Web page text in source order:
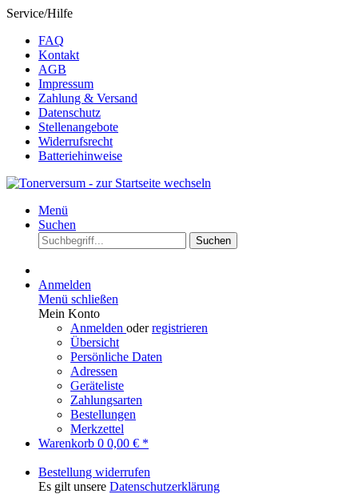
Service/Hilfe
FAQ
Kontakt
AGB
Impressum
Zahlung & Versand
Datenschutz
Stellenangebote
Widerrufsrecht
Batteriehinweise
Menü
Suchen
Suchen
Anmelden
Menü schließen
Mein Konto
Anmelden oderregistrieren
Übersicht
Persönliche Daten
Adressen
Geräteliste
Zahlungsarten
Bestellungen
Merkzettel
Warenkorb 0 0,00 € *
Bestellung widerrufen
Es gilt unsere Datenschutzerklärung